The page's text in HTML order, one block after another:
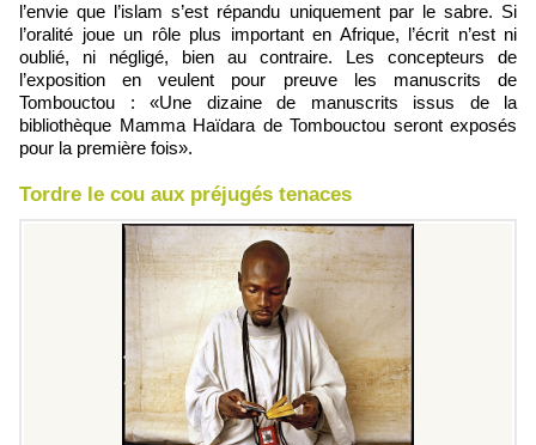
l’envie que l’islam s’est répandu uniquement par le sabre. Si
l’oralité joue un rôle plus important en Afrique, l’écrit n’est ni
oublié, ni négligé, bien au contraire. Les concepteurs de
l’exposition en veulent pour preuve les manuscrits de
Tombouctou : «Une dizaine de manuscrits issus de la
bibliothèque Mamma Haïdara de Tombouctou seront exposés
pour la première fois».
Tordre le cou aux préjugés tenaces